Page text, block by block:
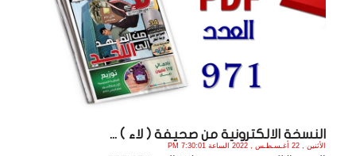
النسخة الالكترونية من صحيفة ( لاء ) ...
الأثنين , 22 أغـسـطـس , 2022 الساعة 7:30:01 PM